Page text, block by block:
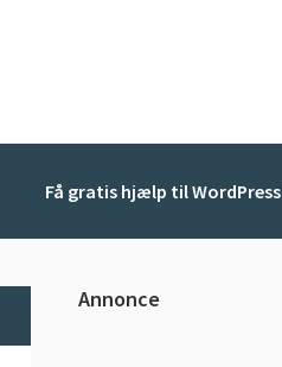
Få gratis hjælp til WordPress
Primær
Annonce